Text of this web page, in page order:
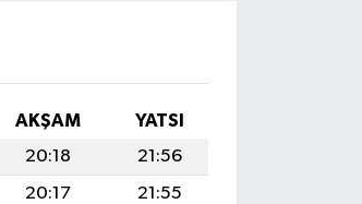
AKŞAM
YATSI
20:18
21:56
20:17
21:55